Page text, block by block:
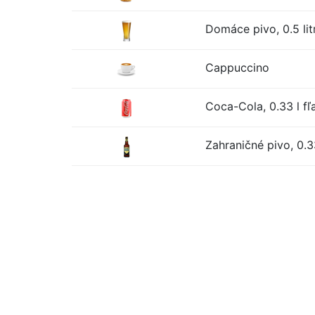
Domáce pivo, 0.5
Cappuccino
Coca-Cola, 0.33 l
Zahraničné pivo,